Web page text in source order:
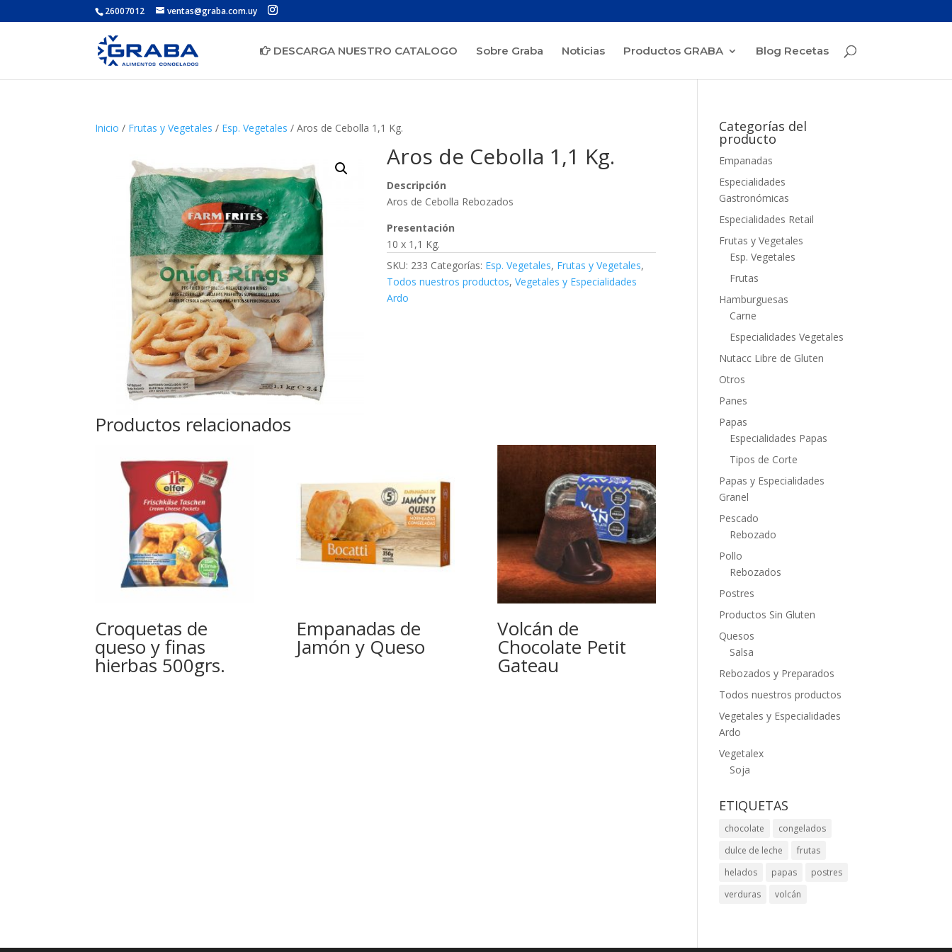
26007012 ventas@graba.com.uy
DESCARGA NUESTRO CATALOGO Sobre Graba Noticias Productos GRABA Blog Recetas
Inicio / Frutas y Vegetales / Esp. Vegetales / Aros de Cebolla 1,1 Kg.
Aros de Cebolla 1,1 Kg.
Descripción
Aros de Cebolla Rebozados
Presentación
10 x 1,1 Kg.
SKU: 233 Categorías: Esp. Vegetales, Frutas y Vegetales,
Todos nuestros productos,Vegetales y Especialidades
Ardo
Productos relacionados
Croquetas de
queso y finas
hierbas 500grs.
Empanadas de
Jamón y Queso
Volcán de
Chocolate Petit
Gateau
Categorías del
producto
Empanadas
Especialidades
Gastronómicas
Especialidades Retail
Frutas y Vegetales
Esp. Vegetales
Frutas
Hamburguesas
Carne
Especialidades Vegetales
Nutacc Libre de Gluten
Otros
Panes
Papas
Especialidades Papas
Tipos de Corte
Papas y Especialidades
Granel
Pescado
Rebozado
Pollo
Rebozados
Postres
Productos Sin Gluten
Quesos
Salsa
Rebozados y Preparados
Todos nuestros productos
Vegetales y Especialidades
Ardo
Vegetalex
Soja
ETIQUETAS
chocolate
congelados
dulce de leche
frutas
helados
papas
postres
verduras
volcán